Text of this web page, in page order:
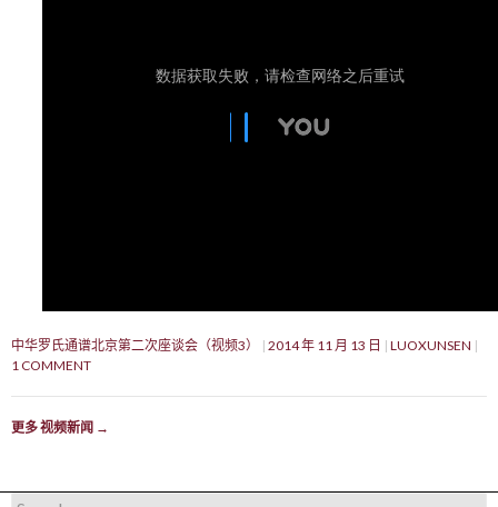
中华罗氏通谱北京第二次座谈会（视频3） 2014 年 11 月 13 日
LUOXUNSEN
1 COMMENT
更多 视频新闻 →
Search for: